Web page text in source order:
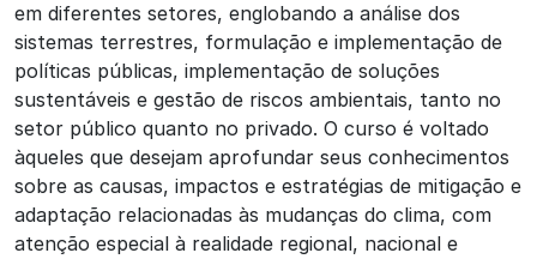
em diferentes setores, englobando a análise dos
sistemas terrestres, formulação e implementação de
políticas públicas, implementação de soluções
sustentáveis e gestão de riscos ambientais, tanto no
setor público quanto no privado. O curso é voltado
àqueles que desejam aprofundar seus conhecimentos
sobre as causas, impactos e estratégias de mitigação e
adaptação relacionadas às mudanças do clima, com
atenção especial à realidade regional, nacional e